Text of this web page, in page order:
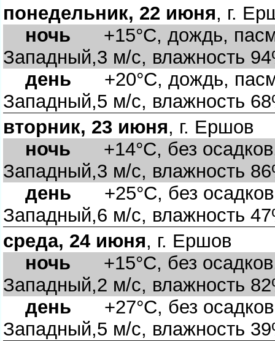
понедельник, 22 июня, г.
ночь +15°C, дождь,
Западный,3 м/с, влажность
день +20°C, дождь,
Западный,5 м/с, влажность
торник, 23 июня, г. Ершо
ночь +14°C, без
Западный,3 м/с, влажность
день +25°C, без
Западный,6 м/с, влажность
среда, 24 июня, г. Ершо
ночь +15°C, без
Западный,2 м/с, влажность
день +27°C, без
Западный,5 м/с, влажность